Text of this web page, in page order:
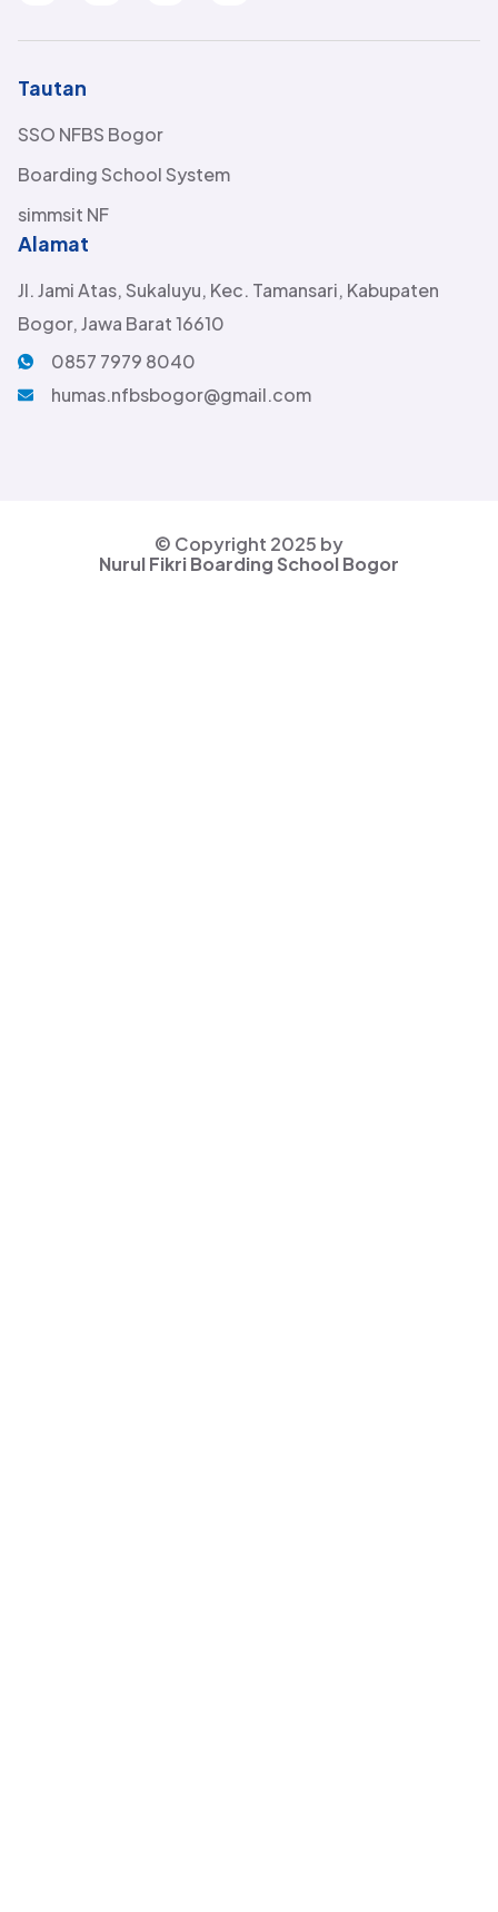
Tautan
SSO NFBS Bogor
Boarding School System
simmsit NF
Alamat
Jl. Jami Atas, Sukaluyu, Kec. Tamansari, Kabupaten
Bogor, Jawa Barat 16610
0857 7979 8040
humas.nfbsbogor@gmail.com
© Copyright 2025 by
Nurul Fikri Boarding School Bogor